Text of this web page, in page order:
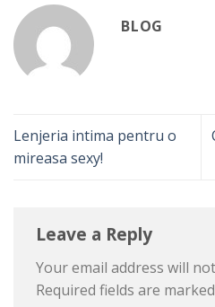
BLOG
Lenjeria intima pentru o
mireasa sexy!
Leave a Reply
Your email address will
Required fields are marked